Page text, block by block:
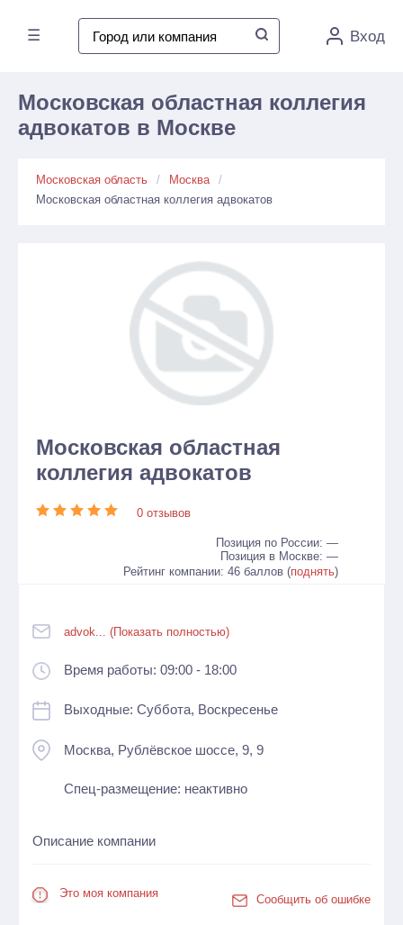
☰ Вход
Московская областная коллегия
адвокатов в Москве
Московская область
Москва
Московская областная коллегия адвокатов
Московская областная
коллегия адвокатов
0 отзывов
Позиция по России: —
Позиция в Москве: —
Рейтинг компании: 46 баллов (поднять)
advok... (Показать полностью)
Время работы: 09:00 - 18:00
Выходные: Суббота, Воскресенье
Москва, Рублёвское шоссе, 9, 9
Спец-размещение: неактивно
Описание компании
Это моя компания Сообщить об ошибке